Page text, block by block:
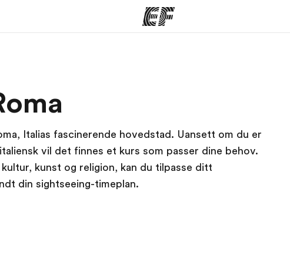
alt vi tilbyr
Italias fascinerende hovedstad. Uansett om du er
vil det finnes et kurs som passer dine behov.
kunst og religion, kan du tilpasse ditt
din sightseeing-timeplan.